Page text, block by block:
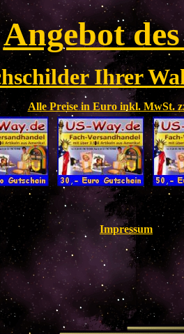
Angebot
Ihrer
Alle Preise in Euro inkl. MwSt.
Impressum